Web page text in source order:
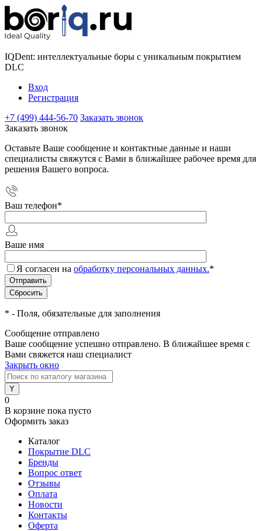
IQDent: интеллектуальные боры с уникальным покрытием
DLC
Вход
Регистрация
+7 (499) 444-56-70 Заказать звонок
Заказать звонок
Оставьте Ваше сообщение и контактные данные и наши
специалисты свяжутся с Вами в ближайшее рабочее время для
решения Вашего вопроса.
Ваш телефон*
Ваше имя
Я согласен на обработку персональных данных.*
* - Поля, обязательные для заполнения
Сообщение отправлено
Ваше сообщение успешно отправлено. В ближайшее время с
Вами свяжется наш специалист
Закрыть окно
0
В корзине пока пусто
Оформить заказ
Каталог
Покрытие DLC
Бренды
Вопрос ответ
Отзывы
Оплата
Новости
Контакты
Оферта